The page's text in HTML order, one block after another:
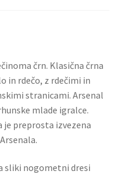
črn. Klasična črna
in rdečo, z rdečimi in
stranicami. Arsenal
mlade igralce.
je preprosta izvezena
sliki nogometni dresi